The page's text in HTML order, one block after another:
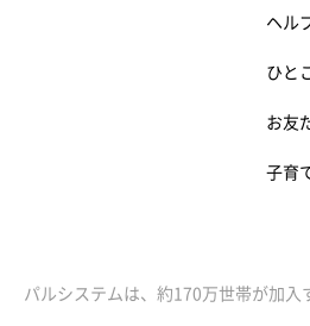
ヘル
ひと
お友
子育
パルシステムは、約170万世帯が加入